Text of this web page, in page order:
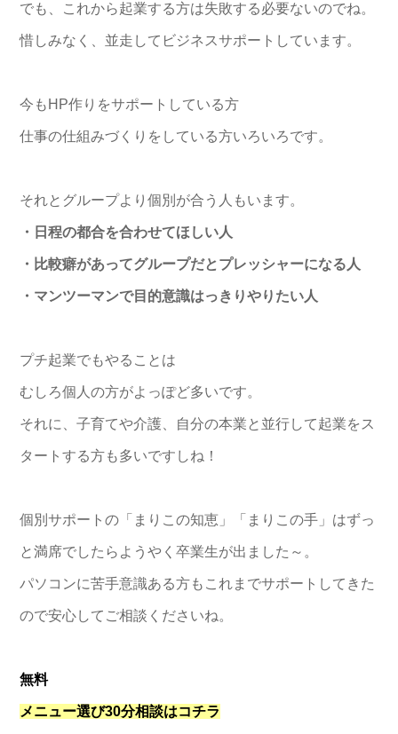
でも、これから起業する方は失敗する必要ないのでね。
惜しみなく、並走してビジネスサポートしています。
今もHP作りをサポートしている方
仕事の仕組みづくりをしている方いろいろです。
それとグループより個別が合う人もいます。
・日程の都合を合わせてほしい人
・比較癖があってグループだとプレッシャーになる人
・マンツーマンで目的意識はっきりやりたい人
プチ起業でもやることは
むしろ個人の方がよっぽど多いです。
それに、子育てや介護、自分の本業と並行して起業をス
タートする方も多いですしね！
個別サポートの「まりこの知恵」「まりこの手」はずっ
と満席でしたらようやく卒業生が出ました～。
パソコンに苦手意識ある方もこれまでサポートしてきた
ので安心してご相談くださいね。
無料
メニュー選び30分相談はコチラ